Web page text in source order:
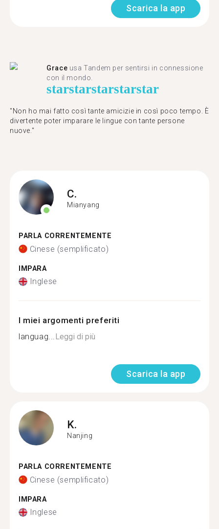
Scarica la app
Grace usa Tandem per sentirsi in connessione
con il mondo.
starstarstarstarstar
"Non ho mai fatto così tante amicizie in così poco tempo. È
divertente poter imparare le lingue con tante persone
nuove."
C.
Mianyang
PARLA CORRENTEMENTE
Cinese (semplificato)
IMPARA
Inglese
I miei argomenti preferiti
languag...Leggi di più
Scarica la app
K.
Nanjing
PARLA CORRENTEMENTE
Cinese (semplificato)
IMPARA
Inglese